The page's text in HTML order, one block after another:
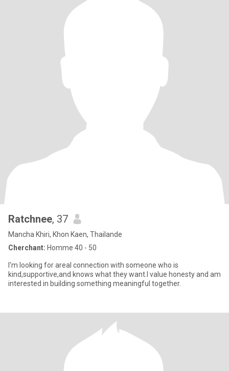
Ratchnee, 37
Mancha Khiri, Khon Kaen, Thailande
Cherchant: Homme 40 - 50
I'm looking for areal connection with someone who is
kind,supportive,and knows what they want.I value honesty and am
interested in building something meaningful together.